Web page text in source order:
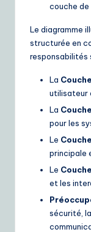
couche de
Le diagramme
structurée en
responsabilités
La
utilisateur
La
pour les
Le
principale
Le
et les
sécurité,